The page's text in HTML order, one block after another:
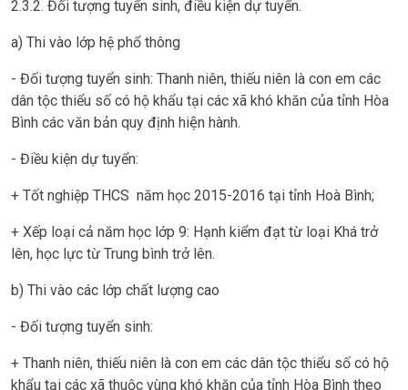
2.3.2. Đối tượng tuyển sinh, điều kiện dự tuyển.
a) Thi vào lớp hệ phổ thông
- Đối tượng tuyển sinh: Thanh niên, thiếu niên là con em các
dân tộc thiểu số có hộ khẩu tại các xã khó khăn của tỉnh Hòa
Bình các văn bản quy định hiện hành.
- Điều kiện dự tuyển:
+ Tốt nghiệp THCS năm học 2015-2016 tại tỉnh Hoà Bình;
+ Xếp loại cả năm học lớp 9: Hạnh kiểm đạt từ loại Khá trở
lên, học lực từ Trung bình trở lên.
b) Thi vào các lớp chất lượng cao
- Đối tượng tuyển sinh:
+ Thanh niên, thiếu niên là con em các dân tộc thiểu số có hộ
khẩu tại các xã thuộc vùng khó khăn của tỉnh Hòa Bình theo